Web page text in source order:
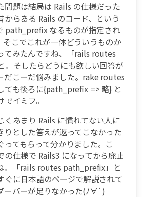
問題は結局は Rails の仕様だった
からある Rails のコード、という
path_prefix なるものが指定され
そこでこれが一体どういうものか
てみたんですね、「rails routes
。そしたらどうにも欲しい回答が
だこーだ悩みました。rake routes
ても後ろに{path_prefix => 略} と
イミフ。
くあまり Rails に慣れてない人に
りとした答えが返ってこなかった
ってもらって分かりました。こ
の仕様で Rails3 になってから廃止
。「rails routes path_prefix」と
ぐに日本語のページで解説されて
ーバーが足りなかった(ﾉ∀`)